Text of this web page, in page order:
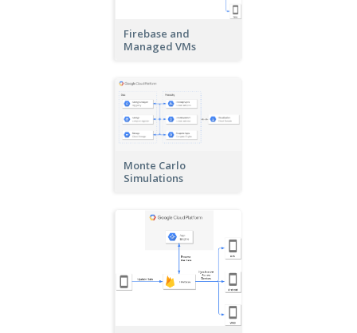
Firebase and
Managed VMs
Monte Carlo
Simulations